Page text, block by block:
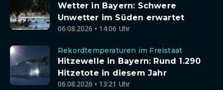
Wetter in Bayern: Schwere
Unwetter im Süden erwartet
06.08.2026 • 14:06 Uhr
Rekordtemperaturen im Freistaat
Hitzewelle in Bayern: Rund 1.290
Hitzetote in diesem Jahr
06.08.2026 • 13:21 Uhr